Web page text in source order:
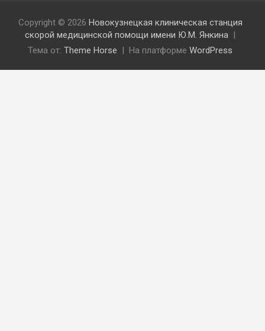
Copyright © 2026 Новокузнецкая клиническая станция
скорой медицинской помощи имени Ю.М. Янкина
Тема от: Theme Horse На платформе WordPress